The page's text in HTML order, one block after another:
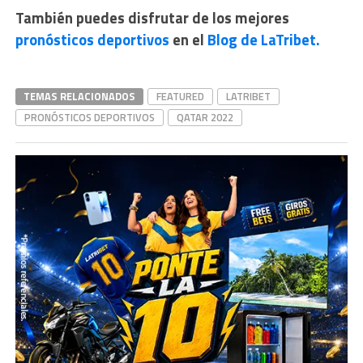
También puedes disfrutar de los mejores
pronósticos deportivos en el Blog de LaTribet.
TEMAS RELACIONADOS FEATURED
LATRIBET
PRONÓSTICOS DEPORTIVOS
QATAR 2022